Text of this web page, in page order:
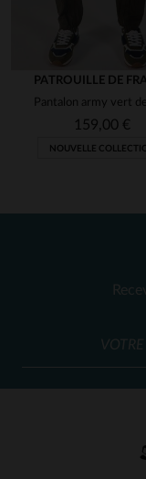
PATROUILLE DE
159,00 €
NOUVELLE